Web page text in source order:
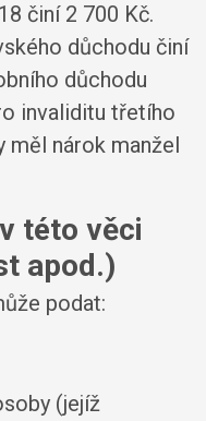
činí 2 700 Kč.
důchodu činí
důchodu
invaliditu třetího
měl nárok manžel
této věci
apod.)
podat:
(jejíž